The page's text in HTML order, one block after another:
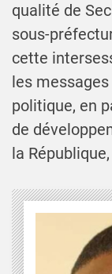
qualité de
sous-
cette
les
politique, en
de
la